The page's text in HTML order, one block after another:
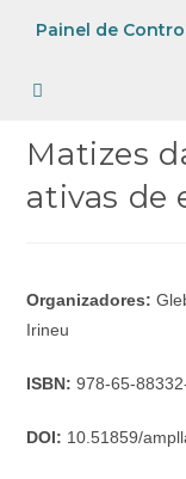
Painel de
Matizes
ativas de
Organizadores:
Irineu
ISBN: 978-65-
DOI: 10.51859/